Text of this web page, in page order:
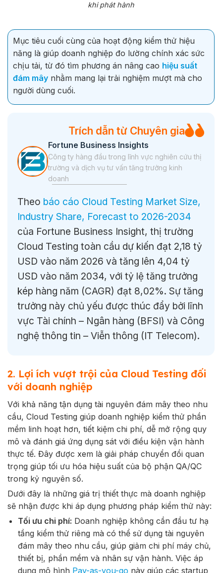
khi phát hành
Mục tiêu cuối cùng của hoạt động kiểm thử hiệu
năng là giúp doanh nghiệp đo lường chính xác sức
chịu tải, từ đó tìm phương án nâng cao hiệu suất
đám mây nhằm mang lại trải nghiệm mượt mà cho
người dùng cuối.
Fortune Business Insights
Công ty hàng đầu trong lĩnh vực nghiên cứu thị
trường và dịch vụ tư vấn tăng trưởng kinh
doanh
Trích dẫn từ Chuyên gia
Theo báo cáo Cloud Testing Market Size,
Industry Share, Forecast to 2026-2034
của Fortune Business Insight, thị trường
Cloud Testing toàn cầu dự kiến đạt 2,18 tỷ
USD vào năm 2026 và tăng lên 4,04 tỷ
USD vào năm 2034, với tỷ lệ tăng trưởng
kép hàng năm (CAGR) đạt 8,02%. Sự tăng
trưởng này chủ yếu được thúc đẩy bởi lĩnh
vực Tài chính – Ngân hàng (BFSI) và Công
nghệ thông tin – Viễn thông (IT Telecom).
2. Lợi ích vượt trội của Cloud Testing đối
với doanh nghiệp
Với khả năng tận dụng tài nguyên đám mây theo nhu
cầu, Cloud Testing giúp doanh nghiệp kiểm thử phần
mềm linh hoạt hơn, tiết kiệm chi phí, dễ mở rộng quy
mô và đánh giá ứng dụng sát với điều kiện vận hành
thực tế. Đây được xem là giải pháp chuyển đổi quan
trọng giúp tối ưu hóa hiệu suất của bộ phận QA/QC
trong kỷ nguyên số.
Dưới đây là những giá trị thiết thực mà doanh nghiệp
sẽ nhận được khi áp dụng phương pháp kiểm thử này:
Tối ưu chi phí: Doanh nghiệp không cần đầu tư hạ
tầng kiểm thử riêng mà có thể sử dụng tài nguyên
đám mây theo nhu cầu, giúp giảm chi phí máy chủ,
thiết bị, phần mềm và nhân sự vận hành. Việc áp
dụng mô hình Pay-as-you-go này giúp các startup